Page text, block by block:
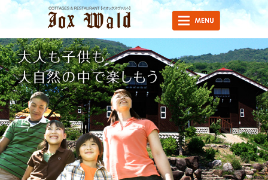
イオックス
ヴァルト